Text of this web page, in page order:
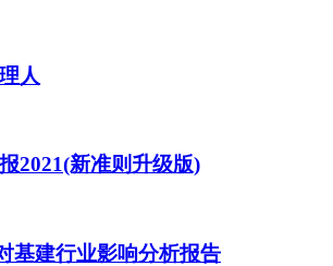
人
2021(新准则升级版)
基建行业影响分析报告